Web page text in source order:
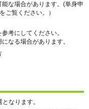
な場合があります。(単身申
ご覧ください。）
考にしてください。
なる場合があります。
なります。